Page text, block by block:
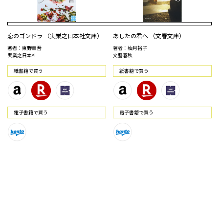
恋のゴンドラ （実業之日本社文庫）
著者：東野圭吾
実業之日本社
紙書籍で買う
電⼦書籍で買う
あしたの君へ （文春文庫）
著者：柚月裕子
文藝春秋
紙書籍で買う
電⼦書籍で買う